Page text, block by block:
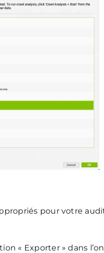
pour votre
« Exporter » dans